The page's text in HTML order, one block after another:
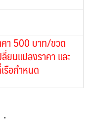
คา 500 บาท/ขวด
ยนแปลงราคา และ
รือกำหนด